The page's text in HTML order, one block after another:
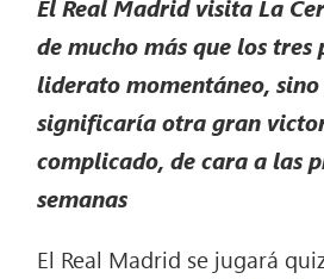
El Real Madrid visita La
de mucho más que los tres
liderato momentáneo,
significaría otra gran
complicado, de cara a las
semanas
El Real Madrid se jugará